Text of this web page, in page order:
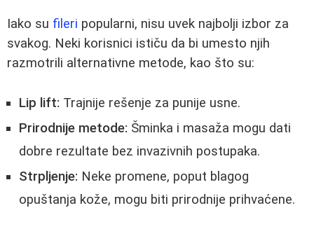
Iako su fileri popularni, nisu uvek najbolji izbor za
svakog. Neki korisnici ističu da bi umesto njih
razmotrili alternativne metode, kao što su:
Lip lift: Trajnije rešenje za punije usne.
Prirodnije metode: Šminka i masaža mogu dati
dobre rezultate bez invazivnih postupaka.
Strpljenje: Neke promene, poput blagog
opuštanja kože, mogu biti prirodnije prihvaćene.